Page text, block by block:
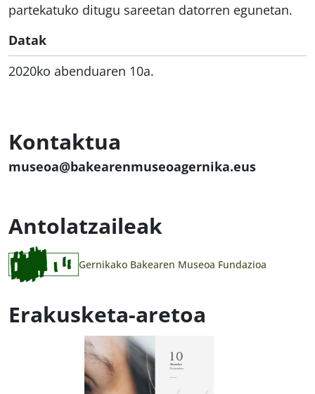
partekatuko ditugu sareetan datorren egunetan.
Datak
2020ko abenduaren 10a.
Kontaktua
museoa@bakearenmuseoagernika.eus
Antolatzaileak
Gernikako Bakearen Museoa Fundazioa
Erakusketa-aretoa